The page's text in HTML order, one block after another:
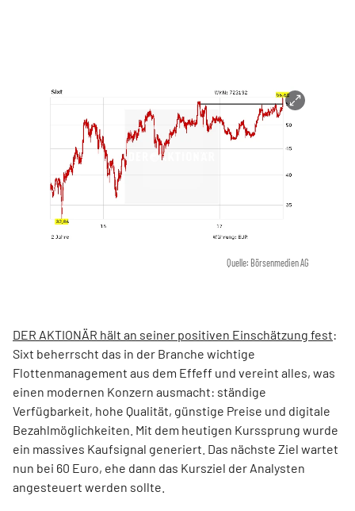
Quelle: Börsenmedien AG
DER AKTIONÄR hält an seiner positiven Einschätzung fest:
Sixt beherrscht das in der Branche wichtige
Flottenmanagement aus dem Effeff und vereint alles, was
einen modernen Konzern ausmacht: ständige
Verfügbarkeit, hohe Qualität, günstige Preise und digitale
Bezahlmöglichkeiten. Mit dem heutigen Kurssprung wurde
ein massives Kaufsignal generiert. Das nächste Ziel wartet
nun bei 60 Euro, ehe dann das Kursziel der Analysten
angesteuert werden sollte.